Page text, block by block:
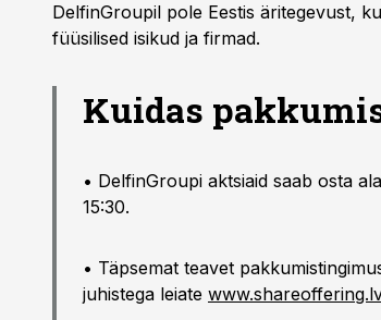
DelfinGroupil pole Eestis äritegevust,
füüsilised isikud ja firmad.
Kuidas
• DelfinGroupi aktsiaid saab osta
15:30.
• Täpsemat teavet
juhistega leiate